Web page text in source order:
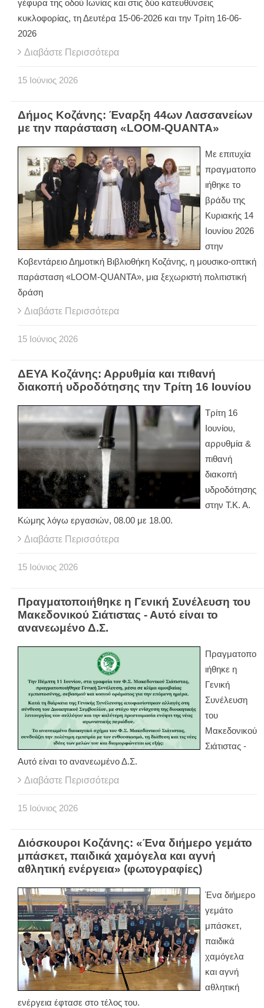
γέφυρα της οδού Ιωνίας και στις δύο κατευθύνσεις
κυκλοφορίας, τη Δευτέρα 15-06-2026 και την Τρίτη 16-06-
2026
Διαβάστε Περισσότερα
15 Ιούνιος 2026
Δήμος Κοζάνης: Έναρξη 44ων Λασσανείων
με την παράσταση «LOOM-QUANTA»
Με επιτυχία
πραγματοπο
ιήθηκε το
βράδυ της
Κυριακής 14
Ιουνίου 2026
στην
Κοβεντάρειο Δημοτική Βιβλιοθήκη Κοζάνης, η μουσικο-οπτική
παράσταση «LOOM-QUANTA», μια ξεχωριστή πολιτιστική
δράση
Διαβάστε Περισσότερα
15 Ιούνιος 2026
ΔΕΥΑ Κοζάνης: Αρρυθμία και πιθανή
διακοπή υδροδότησης την Τρίτη 16 Ιουνίου
Τρίτη 16
Ιουνίου,
αρρυθμία &
πιθανή
διακοπή
υδροδότησης
στην Τ.Κ. Α.
Κώμης λόγω εργασιών, 08.00 με 18.00.
Διαβάστε Περισσότερα
15 Ιούνιος 2026
Πραγματοποιήθηκε η Γενική Συνέλευση του
Μακεδονικού Σιάτιστας - Αυτό είναι το
ανανεωμένο Δ.Σ.
Πραγματοπο
ιήθηκε η
Γενική
Συνέλευση
του
Μακεδονικού
Σιάτιστας -
Αυτό είναι το ανανεωμένο Δ.Σ.
Διαβάστε Περισσότερα
15 Ιούνιος 2026
Διόσκουροι Κοζάνης: «Ένα διήμερο γεμάτο
μπάσκετ, παιδικά χαμόγελα και αγνή
αθλητική ενέργεια» (φωτογραφίες)
Ένα διήμερο
γεμάτο
μπάσκετ,
παιδικά
χαμόγελα
και αγνή
αθλητική
ενέργεια έφτασε στο τέλος του.